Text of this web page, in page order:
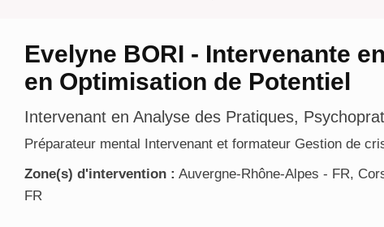
Evelyne BORI - Intervenante
en Optimisation de Potentiel
Intervenant en Analyse des Pratiques,
Préparateur mental Intervenant et formateur Gestion de
Zone(s) d'intervention : Auvergne-Rhône-Alpes - FR,
FR